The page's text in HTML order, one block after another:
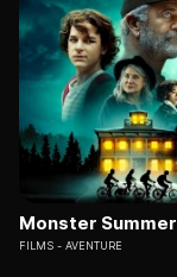
Monster Summer
FILMS AVENTURE